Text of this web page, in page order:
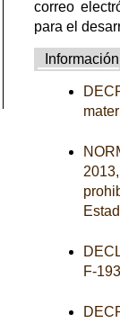
correo
para el
Información
F-